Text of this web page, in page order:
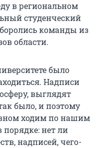
в региональном
студенческий
команды из
области.
было
Надписи
выглядят
было, и поэтому
ходим по нашим
порядке: нет ли
надписей, чего-